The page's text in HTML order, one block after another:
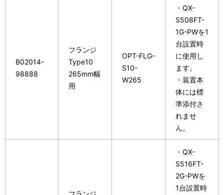
B02014-
98888
フランジ
Type10
265mm幅
用
OPT-FLG-
S10-
W265
・QX-
S508FT-
1G-PWを1
台設置時
に使用し
ます。
・装置本
体には標
準添付さ
れませ
ん。
・QX-
S516FT-
2G-PWを
1台設置時